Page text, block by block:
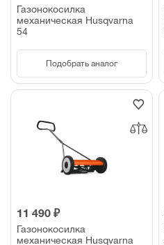
Газонокосилка
механическая Husqvarna
54
Подобрать аналог
11 490 ₽
Газонокосилка
механическая Husqvarna